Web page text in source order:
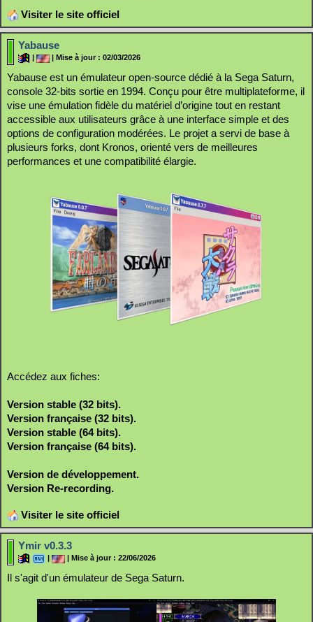
Visiter le site officiel
Yabause
| Mise à jour : 02/03/2026
Yabause est un émulateur open‑source dédié à la Sega Saturn,
console 32‑bits sortie en 1994. Conçu pour être multiplateforme, il
vise une émulation fidèle du matériel d’origine tout en restant
accessible aux utilisateurs grâce à une interface simple et des
options de configuration modérées. Le projet a servi de base à
plusieurs forks, dont Kronos, orienté vers de meilleures
performances et une compatibilité élargie.
Accédez aux fiches:
Version stable (32 bits).
Version française (32 bits).
Version stable (64 bits).
Version française (64 bits).
Version de développement.
Version Re-recording.
Visiter le site officiel
Ymir v0.3.3
| Mise à jour : 22/06/2026
Il s'agit d'un émulateur de Sega Saturn.